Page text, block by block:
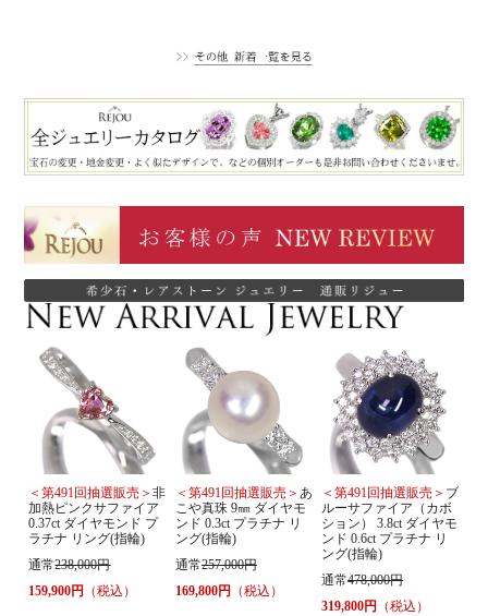
＜第491回抽選販売＞非
加熱ピンクサファイア
0.37ct ダイヤモンド プ
ラチナ リング(指輪)
通常238,000円
159,900円
（税込）
＜第491回抽選販売＞ あ
こや真珠 9㎜ ダイヤモ
ンド 0.3ct プラチナ リ
ング(指輪)
通常257,000円
169,800円
（税込）
＜第491回抽選販売＞ ブ
ルーサファイア（カボ
ション） 3.8ct ダイヤモ
ンド 0.6ct プラチナ リ
ング(指輪)
通常478,000円
319,800円
（税込）